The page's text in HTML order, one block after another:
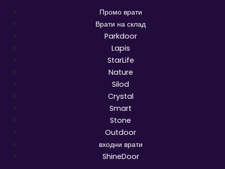
Промо врати
Врати на склад
Parkdoor
Lapis
StarLife
Nature
Silod
Crystal
Smart
Stone
Outdoor
входни врати
ShineDoor